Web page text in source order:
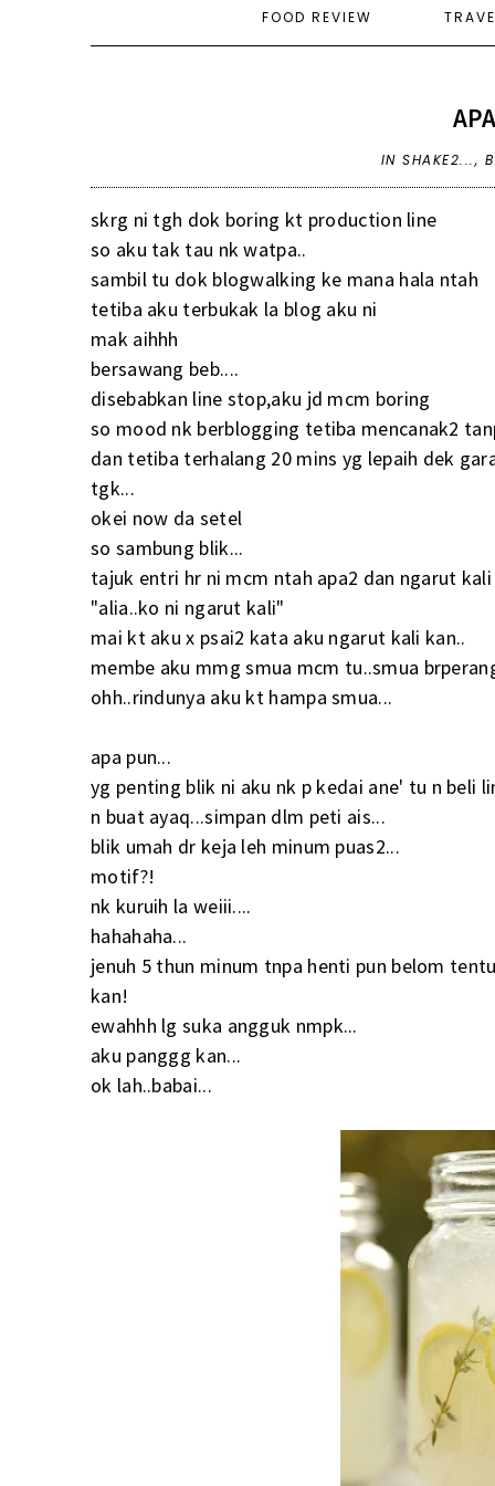
FOOD REVIEW
INSHAKE2...,
skrg ni tgh dok boring kt production line
so aku tak tau nk watpa..
sambil tu dok blogwalking ke mana hala ntah
tetiba aku terbukak la blog aku ni
mak aihhh
bersawang beb....
disebabkan line stop,aku jd mcm boring
so mood nk berblogging tetiba mencanak2
dan tetiba terhalang 20 mins yg lepaih dek
tgk...
okei now da setel
so sambung blik...
tajuk entri hr ni mcm ntah apa2 dan ngarut
"alia..ko ni ngarut kali"
mai kt aku x psai2 kata aku ngarut kali kan..
membe aku mmg smua mcm tu..smua
ohh..rindunya aku kt hampa smua...
apa pun...
yg penting blik ni aku nk p kedai ane' tu n beli
n buat ayaq...simpan dlm peti ais...
blik umah dr keja leh minum puas2...
motif?!
nk kuruih la weiii....
hahahaha...
jenuh 5 thun minum tnpa henti pun belom
kan!
ewahhh lg suka angguk nmpk...
aku panggg kan...
ok lah..babai...